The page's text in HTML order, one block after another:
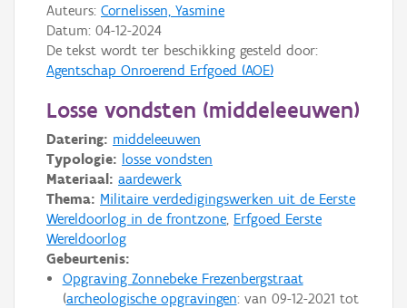
Auteurs: Cornelissen, Yasmine
Datum: 04-12-2024
De tekst wordt ter beschikking gesteld door:
Agentschap Onroerend Erfgoed (AOE)
Losse vondsten (middeleeuwen)
Datering: middeleeuwen
Typologie: losse vondsten
Materiaal: aardewerk
Thema: Militaire verdedigingswerken uit de Eerste
Wereldoorlog in de frontzone Erfgoed Eerste
Wereldoorlog
Gebeurtenis:
Opgraving Zonnebeke Frezenbergstraat
archeologische opgravingen: van 09-12-2021 tot